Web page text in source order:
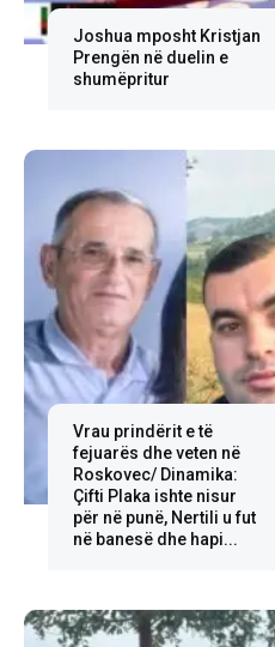
Joshua mposht Kristjan
Prengën në duelin e
shumëpritur
Vrau prindërit e të
fejuarës dhe veten në
Roskovec/ Dinamika:
Çifti Plaka ishte nisur
për në punë, Nertili u fut
në banesë dhe hapi...